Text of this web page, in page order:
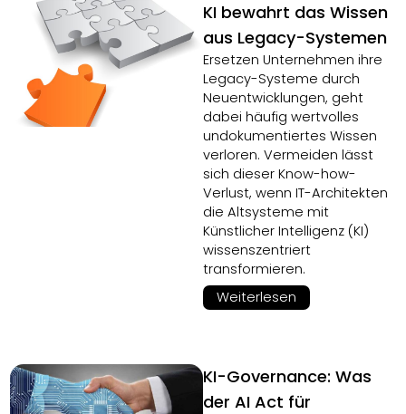
KI bewahrt das Wissen
aus Legacy-Systemen
Ersetzen Unternehmen ihre
Legacy-Systeme durch
Neuentwicklungen, geht
dabei häufig wertvolles
undokumentiertes Wissen
verloren. Vermeiden lässt
sich dieser Know-how-
Verlust, wenn IT-Architekten
die Altsysteme mit
Künstlicher Intelligenz (KI)
wissenszentriert
transformieren.
Weiterlesen
KI-Governance: Was
der AI Act für